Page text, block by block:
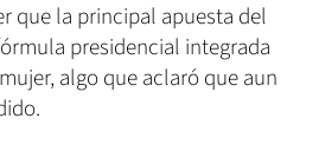
que la principal apuesta del
presidencial integrada
algo que aclaró que aun